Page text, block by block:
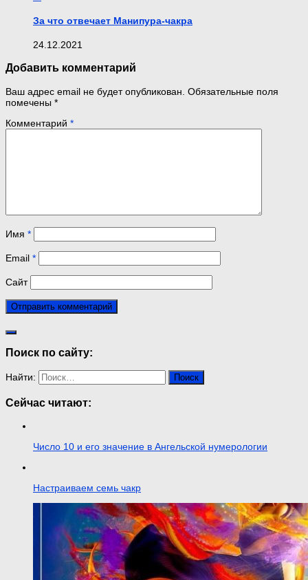
За что отвечает Манипура-чакра
24.12.2021
Добавить комментарий
Ваш адрес email не будет опубликован. Обязательные поля
помечены *
Комментарий *
Имя *
Email *
Сайт
Поиск по сайту:
Найти:
Сейчас читают:
Число 10 и его значение в Ангельской нумерологии
Настраиваем семь чакр